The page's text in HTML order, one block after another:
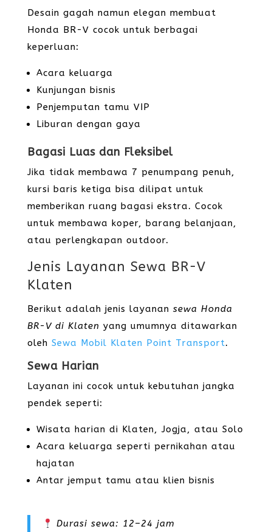
Desain gagah namun elegan membuat
Honda BR-V cocok untuk berbagai
keperluan:
Acara keluarga
Kunjungan bisnis
Penjemputan tamu VIP
Liburan dengan gaya
Bagasi Luas dan Fleksibel
Jika tidak membawa 7 penumpang penuh,
kursi baris ketiga bisa dilipat untuk
memberikan ruang bagasi ekstra. Cocok
untuk membawa koper, barang belanjaan,
atau perlengkapan outdoor.
Jenis Layanan Sewa BR-V
Klaten
Berikut adalah jenis layanan sewa Honda
BR-V di Klaten yang umumnya ditawarkan
oleh Sewa Mobil Klaten Point Transport.
Sewa Harian
Layanan ini cocok untuk kebutuhan jangka
pendek seperti:
Wisata harian di Klaten, Jogja, atau Solo
Acara keluarga seperti pernikahan atau
hajatan
Antar jemput tamu atau klien bisnis
Durasi sewa: 12–24 jam